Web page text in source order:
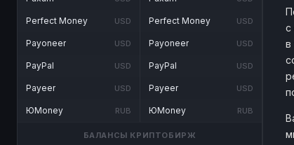
Perfect Money USD
Payoneer USD
PayPal USD
Payeer USD
ЮMoney RUB
Perfect Money USD
Payoneer USD
PayPal USD
Payeer USD
ЮMoney RUB
БАЛАНСЫ КРИПТОБИРЖ
с
в